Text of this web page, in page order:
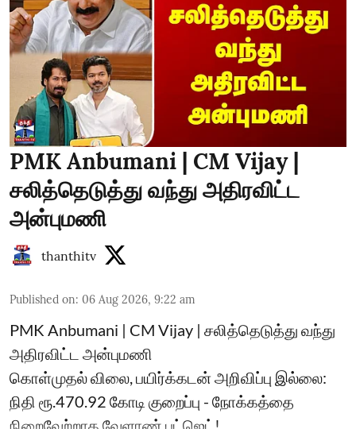
PMK Anbumani | CM Vijay |
சலித்தெடுத்து வந்து அதிரவிட்ட
அன்புமணி
thanthitv
Published on: 06 Aug 2026, 9:22 am
PMK Anbumani | CM Vijay | சலித்தெடுத்து வந்து
அதிரவிட்ட அன்புமணி
கொள்முதல் விலை, பயிர்க்கடன் அறிவிப்பு இல்லை:
நிதி ரூ.470.92 கோடி குறைப்பு - நோக்கத்தை
நிறைவேற்றாத வேளாண் பட்ஜெட்!